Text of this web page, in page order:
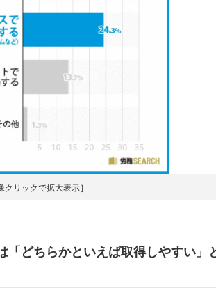
クリックで拡大表示］
どちらかといえば取得しやすい」